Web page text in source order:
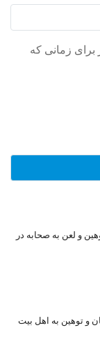
برای زمانی که
و لعن به صحابه در
و توهین به اهل بیت